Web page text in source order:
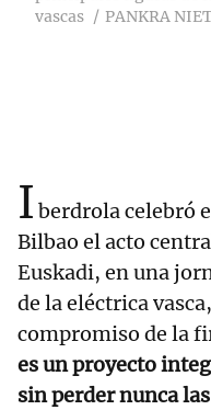
vascas
PANKRA
I berdrola celebró
Bilbao el acto
Euskadi, en una
de la eléctrica
compromiso de la
es un proyecto
sin perder nunca